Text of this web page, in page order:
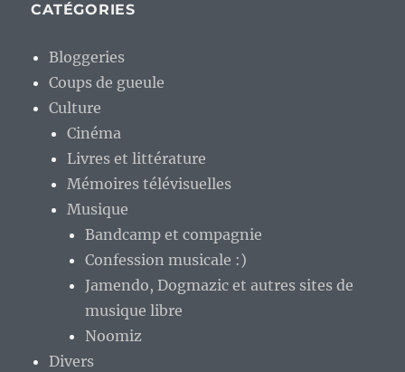
CATÉGORIES
Bloggeries
Coups de gueule
Culture
Cinéma
Livres et littérature
Mémoires télévisuelles
Musique
Bandcamp et compagnie
Confession musicale :)
Jamendo, Dogmazic et autres sites de
musique libre
Noomiz
Divers